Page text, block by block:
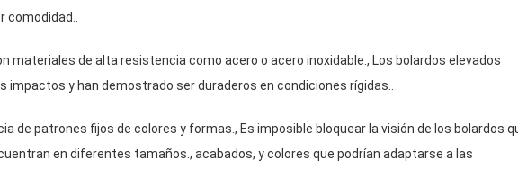
materiales de alta resistencia como acero o acero inoxidable., Los bolardos elevados
y han demostrado ser duraderos en condiciones rígidas..
de patrones fijos de colores y formas., Es imposible bloquear la visión de los bolardos
en diferentes tamaños., acabados, y colores que podrían adaptarse a las